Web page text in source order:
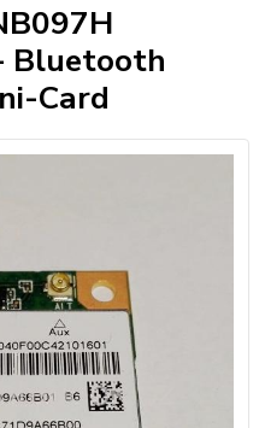
Bluetooth
Card